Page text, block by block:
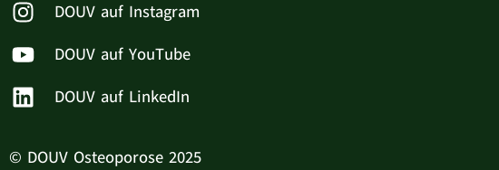
DOUV auf Instagram
DOUV auf YouTube
DOUV auf LinkedIn
© DOUV Osteoporose 2025